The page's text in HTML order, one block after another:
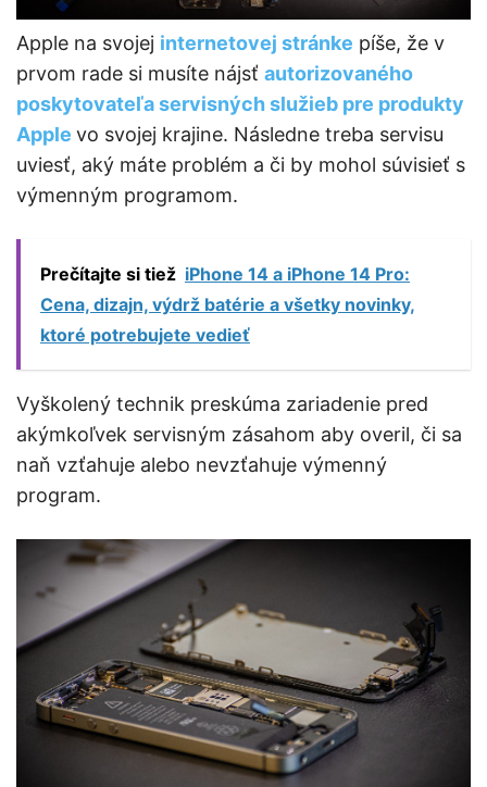
Apple na svojej internetovej stránke píše, že v
prvom rade si musíte nájsť autorizovaného
poskytovateľa servisných služieb pre produkty
Apple vo svojej krajine. Následne treba servisu
uviesť, aký máte problém a či by mohol súvisieť s
výmenným programom.
Prečítajte si tiež iPhone 14 a iPhone 14 Pro:
Cena, dizajn, výdrž batérie a všetky novinky,
ktoré potrebujete vedieť
Vyškolený technik preskúma zariadenie pred
akýmkoľvek servisným zásahom aby overil, či sa
naň vzťahuje alebo nevzťahuje výmenný
program.